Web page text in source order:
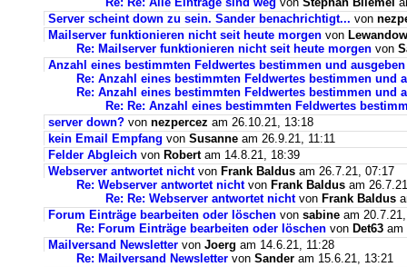
Server scheint down zu sein. Sander benachrichtigt... von
Mailserver funktionieren nicht seit heute morgen von
Re: Mailserver funktionieren nicht seit heute morgen von
Anzahl eines bestimmten Feldwertes bestimmen und ausgeben
Re: Anzahl eines bestimmten Feldwertes bestimmen und
Re: Anzahl eines bestimmten Feldwertes bestimmen und
Re: Re: Anzahl eines bestimmten Feldwertes
server down? von nezpercez am 26.10.21, 13:18
kein Email Empfang von Susanne am 26.9.21, 11:11
Felder Abgleich von Robertam 14.8.21, 18:39
Webserver antwortet nichtvon Frank Baldus am 26.7.21, 07:17
Re: Webserver antwortet nichtvon Frank Baldus am
Re: Re: Webserver antwortet nichtvon Frank Baldus
Forum Einträge bearbeiten oder löschen von sabine am
Re: Forum Einträge bearbeiten oder löschen von Det63 am
Mailversand Newsletter von Joerg am 14.6.21, 11:28
Re: Mailversand Newsletter von Sander am 15.6.21, 13:21